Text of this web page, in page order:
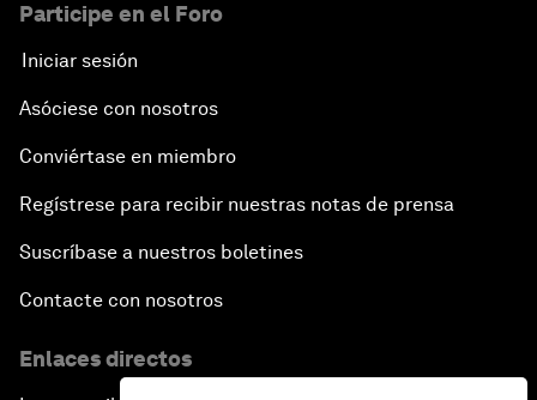
Participe en el Foro
Iniciar sesión
Asóciese con nosotros
Conviértase en miembro
Regístrese para recibir nuestras notas de prensa
Suscríbase a nuestros boletines
Contacte con nosotros
Enlaces directos